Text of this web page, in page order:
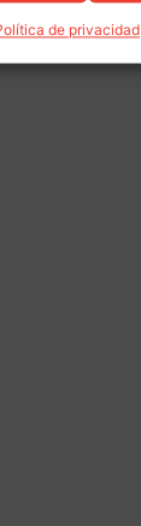
de privacidad